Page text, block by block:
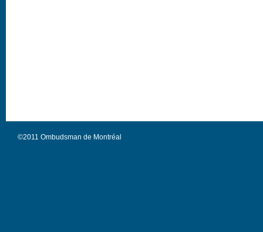
©2011 Ombudsman de Montréal